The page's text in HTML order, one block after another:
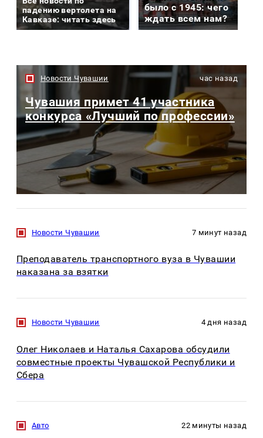
падению вертолета на
Кавказе: читать здесь
было с 1945: чего
ждать всем нам?
Новости Чувашии час назад
Чувашия примет 41 участника
конкурса «Лучший по профессии»
Новости Чувашии 7 минут назад
Преподаватель транспортного вуза в Чувашии
наказана за взятки
Новости Чувашии 4 дня назад
Олег Николаев и Наталья Сахарова обсудили
совместные проекты Чувашской Республики и
Сбера
Авто 22 минуты назад